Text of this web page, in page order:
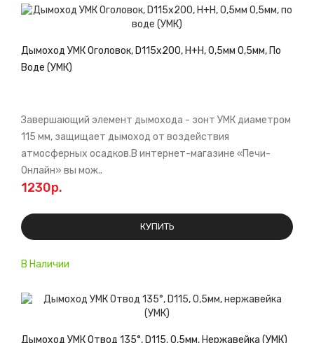
В Наличии
Дымоход УМК Оголовок, D115х200, Н+Н, 0,5мм 0,5мм, По
Воде (УМК)
Завершающий элемент дымохода - зонт УМК диаметром
115 мм, защищает дымоход от воздействия
атмосферных осадков.В интернет-магазине «Печи-
Онлайн» вы мож..
1230р.
КУПИТЬ
Дымоход УМК Отвод 135°, D115, 0,5мм, Нержавейка (УМК)